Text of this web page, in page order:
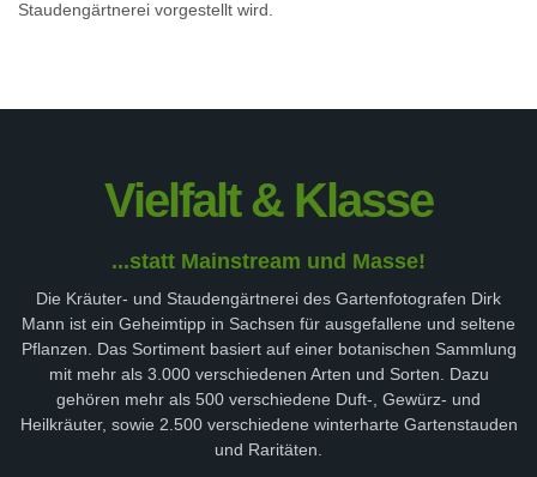
Staudengärtnerei vorgestellt wird.
Vielfalt & Klasse
...statt Mainstream und Masse!
Die Kräuter- und Staudengärtnerei des Gartenfotografen Dirk
Mann ist ein Geheimtipp in Sachsen für ausgefallene und seltene
Pflanzen. Das Sortiment basiert auf einer botanischen Sammlung
mit mehr als 3.000 verschiedenen Arten und Sorten. Dazu
gehören mehr als 500 verschiedene Duft-, Gewürz- und
Heilkräuter, sowie 2.500 verschiedene winterharte Gartenstauden
und Raritäten.